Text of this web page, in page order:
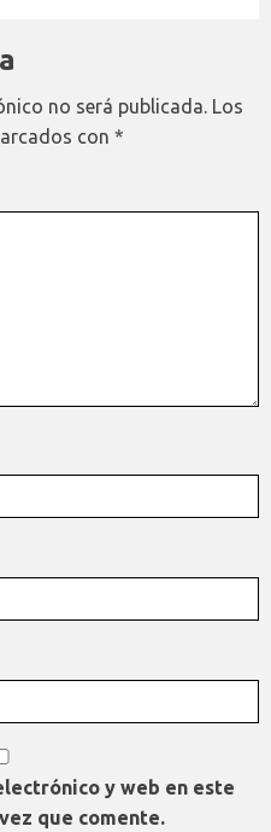
no será publicada. Los
con *
y web en este
que comente.